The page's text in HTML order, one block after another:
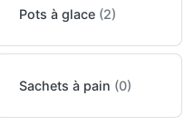
Pots à glace (2)
Sachets à pain (0)